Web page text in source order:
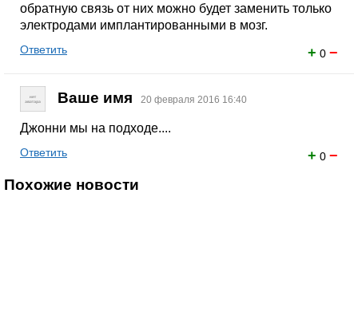
обратную связь от них можно будет заменить только
электродами имплантированными в мозг.
+ 0 −
Ответить
Ваше имя 20 февраля 2016 16:40
Джонни мы на подходе....
+ 0 −
Ответить
Похожие новости